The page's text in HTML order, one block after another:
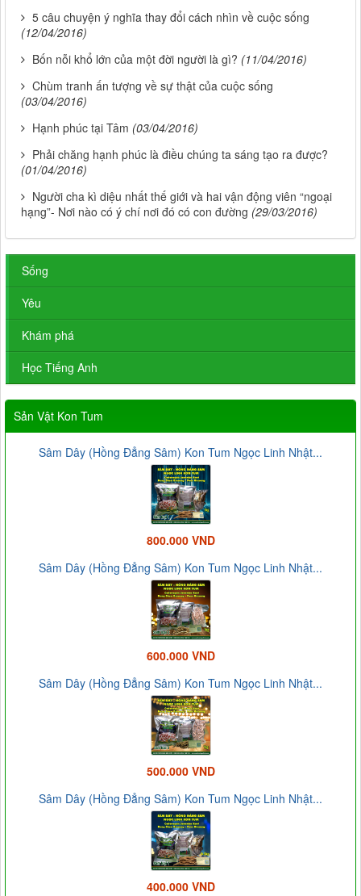
5 câu chuyện ý nghĩa thay đổi cách nhìn về cuộc sống
(12/04/2016)
Bốn nỗi khổ lớn của một đời người là gì? (11/04/2016)
Chùm tranh ấn tượng về sự thật của cuộc sống
(03/04/2016)
Hạnh phúc tại Tâm (03/04/2016)
Phải chăng hạnh phúc là điều chúng ta sáng tạo ra được?
(01/04/2016)
Người cha kì diệu nhất thế giới và hai vận động viên “ngoại
hạng”- Nơi nào có ý chí nơi đó có con đường (29/03/2016)
Sống
Yêu
Khám phá
Học Tiếng Anh
Sản Vật Kon Tum
Sâm Dây (Hồng Đẳng Sâm) Kon Tum Ngọc Linh Nhật...
800.000 VND
Sâm Dây (Hồng Đẳng Sâm) Kon Tum Ngọc Linh Nhật...
600.000 VND
Sâm Dây (Hồng Đẳng Sâm) Kon Tum Ngọc Linh Nhật...
500.000 VND
Sâm Dây (Hồng Đẳng Sâm) Kon Tum Ngọc Linh Nhật...
400.000 VND